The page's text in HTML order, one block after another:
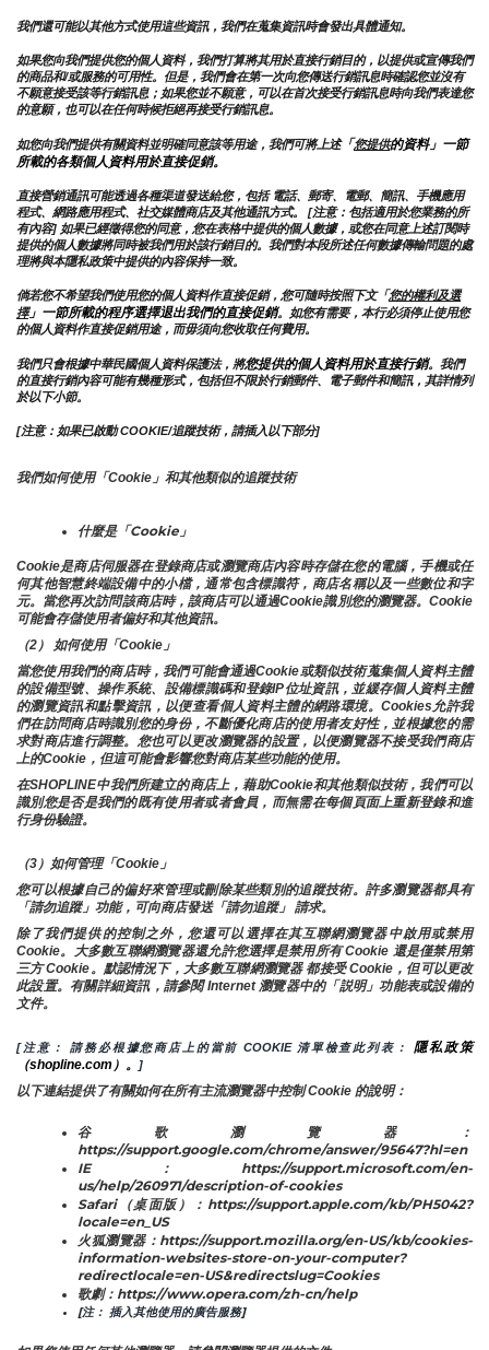
我們還可能以其他方式使用這些資訊，我們在蒐集資訊時會發出具體通知。
如果您向我們提供您的個人資料，我們打算將其用於直接行銷目的，以提供或宣傳我們
的商品和/或服務的可用性。但是，我們會在第一次向您傳送行銷訊息時確認您並沒有
不願意接受該等行銷訊息；如果您並不願意，可以在首次接受行銷訊息時向我們表達您
的意願，也可以在任何時候拒絕再接受行銷訊息。
如您向我們提供有關資料並明確同意該等用途，我們可將上述「您提供的資料」一節
所載的各類個人資料用於直接促銷。
直接營銷通訊可能透過各種渠道發送給您，包括 電話、郵寄、電郵、簡訊、手機應用
程式、網路應用程式、社交媒體商店及其他通訊方式。 [注意：包括適用於您業務的所
有內容] 如果已經徵得您的同意，您在表格中提供的個人數據，或您在同意上述訂閱時
提供的個人數據將同時被我們用於該行銷目的。我們對本段所述任何數據傳輸問題的處
理將與本隱私政策中提供的內容保持一致。
倘若您不希望我們使用您的個人資料作直接促銷，您可隨時按照下文「您的權利及選
擇」一節所載的程序選擇退出我們的直接促銷。如您有需要，本行必須停止使用您
的個人資料作直接促銷用途，而毋須向您收取任何費用。
我們只會根據中華民國個人資料保護法，將您提供的個人資料用於直接行銷。我們
的直接行銷內容可能有幾種形式，包括但不限於行銷郵件、電子郵件和簡訊，其詳情列
於以下小節。
[注意：如果已啟動 COOKIE/追蹤技術，請插入以下部分]
我們如何使用「Cookie」和其他類似的追蹤技術
什麼是「Cookie」
Cookie是商店伺服器在登錄商店或瀏覽商店內容時存儲在您的電腦，手機或任
何其他智慧終端設備中的小檔，通常包含標識符，商店名稱以及一些數位和字
元。當您再次訪問該商店時，該商店可以通過Cookie識別您的瀏覽器。Cookie
可能會存儲使用者偏好和其他資訊。
（2） 如何使用「Cookie」
當您使用我們的商店時，我們可能會通過Cookie或類似技術蒐集個人資料主體
的設備型號、操作系統、設備標識碼和登錄IP位址資訊，並緩存個人資料主體
的瀏覽資訊和點擊資訊，以便查看個人資料主體的網路環境。Cookies允許我
們在訪問商店時識別您的身份，不斷優化商店的使用者友好性，並根據您的需
求對商店進行調整。您也可以更改瀏覽器的設置，以便瀏覽器不接受我們商店
上的Cookie，但這可能會影響您對商店某些功能的使用。
在SHOPLINE中我們所建立的商店上，藉助Cookie和其他類似技術，我們可以
識別您是否是我們的既有使用者或者會員，而無需在每個頁面上重新登錄和進
行身份驗證。
（3）如何管理「Cookie」
您可以根據自己的偏好來管理或刪除某些類別的追蹤技術。許多瀏覽器都具有
「請勿追蹤」功能，可向商店發送「請勿追蹤」 請求。
除了我們提供的控制之外，您還可以選擇在其互聯網瀏覽器中啟用或禁用
Cookie。大多數互聯網瀏覽器還允許您選擇是禁用所有 Cookie 還是僅禁用第
三方 Cookie。默認情況下，大多數互聯網瀏覽器 都接受 Cookie，但可以更改
此設置。有關詳細資訊，請參閱 Internet 瀏覽器中的「説明」功能表或設備的
文件。
[注意： 請務必根據您商店上的當前 COOKIE 清單檢查此列表： 隱私政策
（shopline.com）。
]
以下連結提供了有關如何在所有主流瀏覽器中控制 Cookie 的說明：
谷歌瀏覽器：
https://support.google.com/chrome/answer/95647?hl=en
IE：https://support.microsoft.com/en-
us/help/260971/description-of-cookies
Safari（桌面版）：https://support.apple.com/kb/PH5042?
locale=en_US
火狐瀏覽器：https://support.mozilla.org/en-US/kb/cookies-
information-websites-store-on-your-computer?
redirectlocale=en-US&redirectslug=Cookies
歌劇：https://www.opera.com/zh-cn/help
[注： 插入其他使用的廣告服務]